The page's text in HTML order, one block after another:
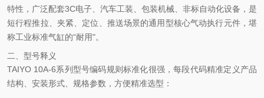
特性，广泛配套3C电子、汽车工装、包装机械、非标自动化设备，是
短行程推拉、夹紧、定位、推送场景的通用型核心气动执行元件，堪
称工业标准气缸的“耐用"。
二、型号释义
TAIYO 10A-6系列型号编码规则标准化很强，每段代码精准定义产品
结构、安装形式、规格参数，方便精准选型：